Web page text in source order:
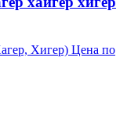
Хигер) Цена по